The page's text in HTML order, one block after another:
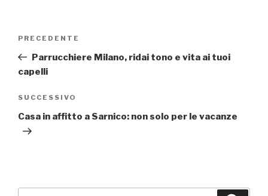
Articolo
precedente:
PRECEDENTE
Parrucchiere Milano, ridai tono e vita ai tuoi
capelli
Articolo
successivo
SUCCESSIVO
Casa in affitto a Sarnico: non solo per le vacanze